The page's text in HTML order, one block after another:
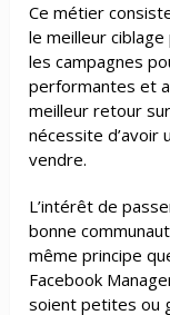
Ce métier
le meilleur
les campagnes
performantes et
meilleur retour
nécessite d’avoir
vendre.
L’intérêt de
bonne
même principe
Facebook
soient petites ou